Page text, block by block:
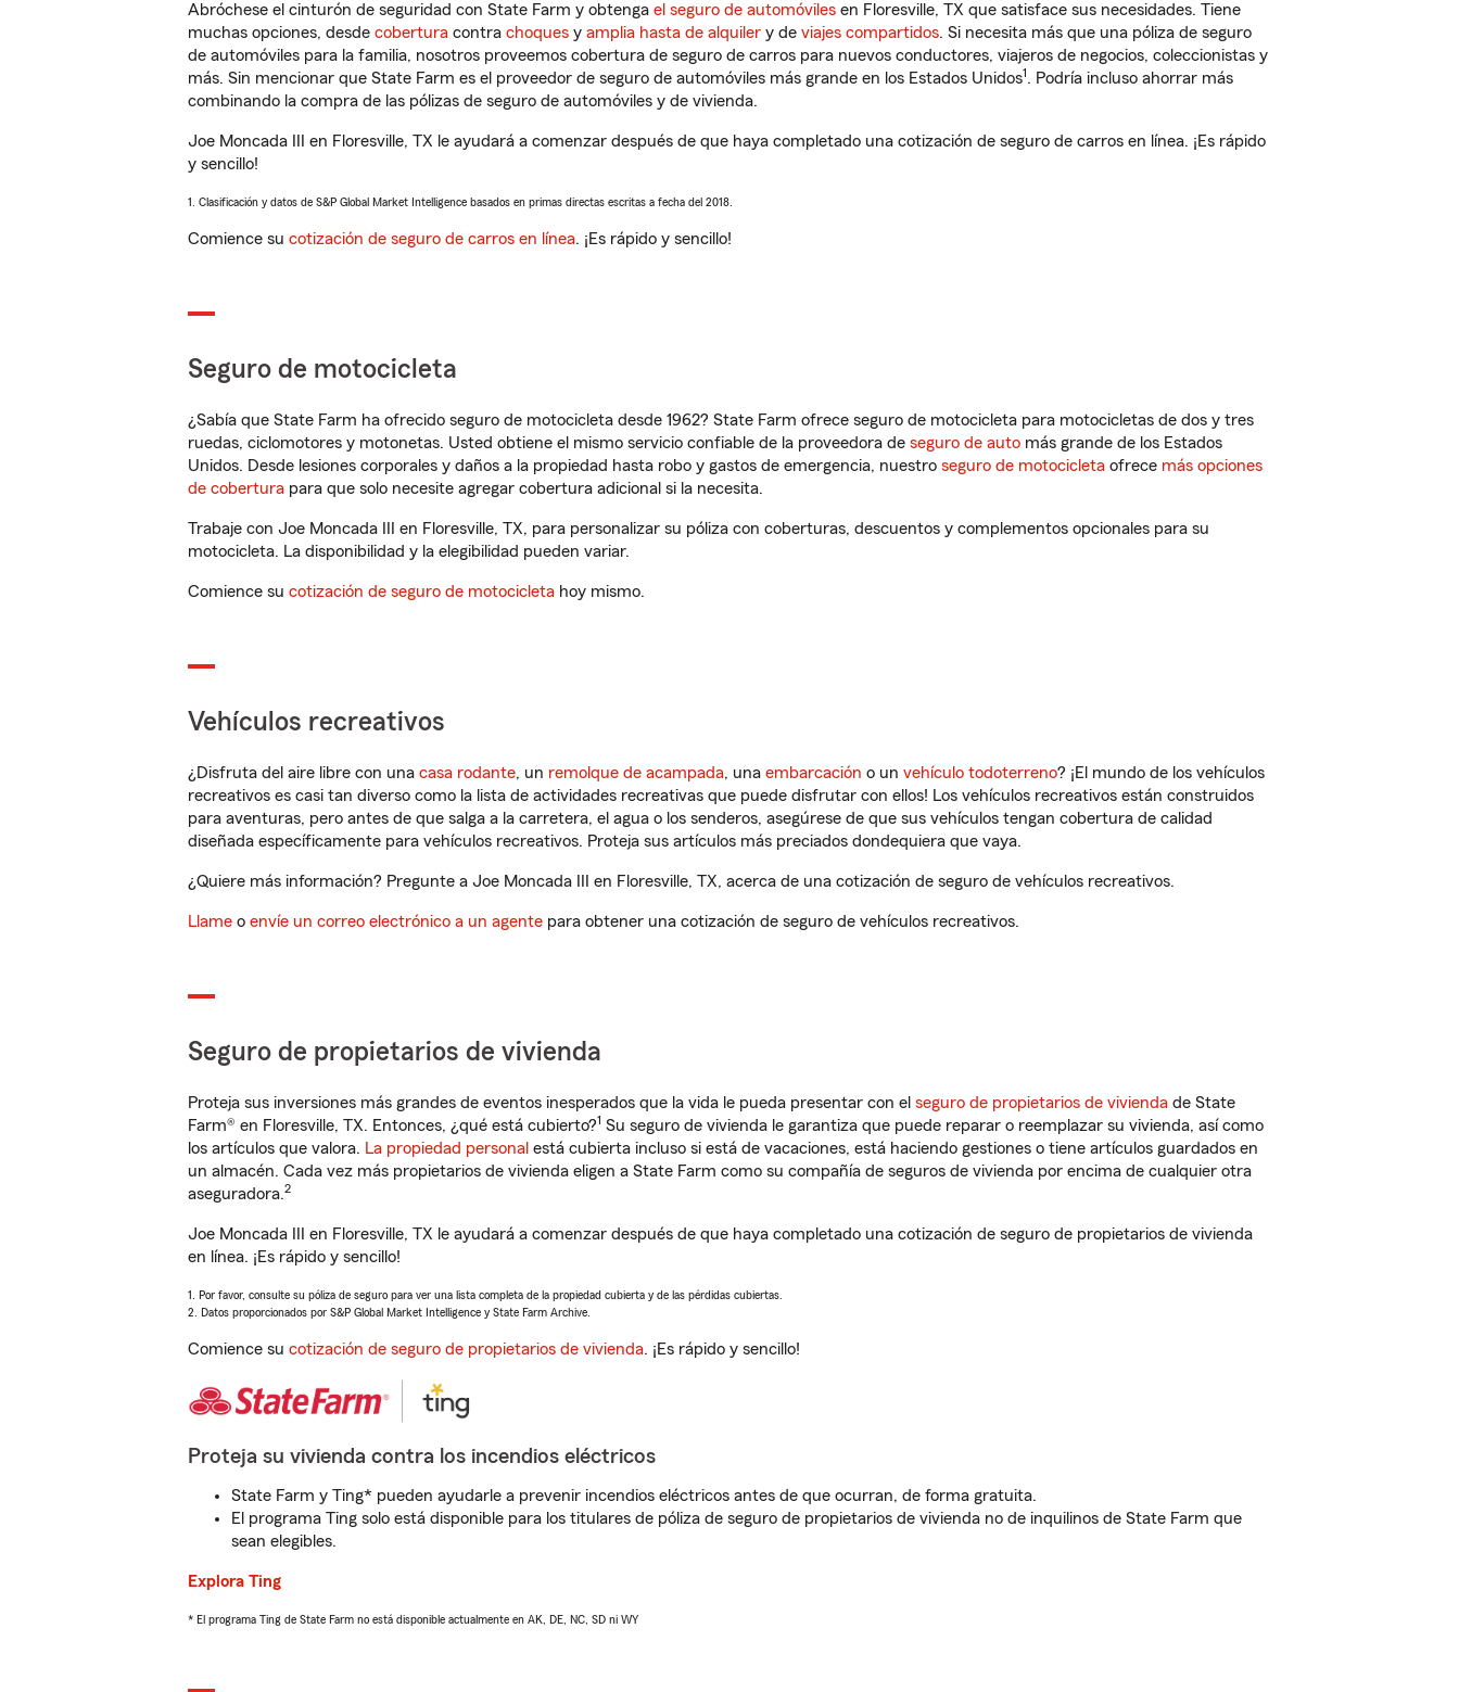
Abróchese el cinturón de seguridad con State Farm y obtenga el seguro de automóviles en Floresville, TX que satisface sus necesidades. Tiene
muchas opciones, desde cobertura contra choques y amplia hasta de alquiler y de viajes compartidos. Si necesita más que una póliza de seguro
de automóviles para la familia, nosotros proveemos cobertura de seguro de carros para nuevos conductores, viajeros de negocios, coleccionistas y
más. Sin mencionar que State Farm es el proveedor de seguro de automóviles más grande en los Estados Unidos1. Podría incluso ahorrar más
combinando la compra de las pólizas de seguro de automóviles y de vivienda.
Joe Moncada III en Floresville, TX le ayudará a comenzar después de que haya completado una cotización de seguro de carros en línea. ¡Es rápido
y sencillo!
1. Clasificación y datos de S&P Global Market Intelligence basados en primas directas escritas a fecha del 2018.
Comience su cotización de seguro de carros en línea. ¡Es rápido y sencillo!
Seguro de motocicleta
¿Sabía que State Farm ha ofrecido seguro de motocicleta desde 1962? State Farm ofrece seguro de motocicleta para motocicletas de dos y tres
ruedas, ciclomotores y motonetas. Usted obtiene el mismo servicio confiable de la proveedora de seguro de auto más grande de los Estados
Unidos. Desde lesiones corporales y daños a la propiedad hasta robo y gastos de emergencia, nuestro seguro de motocicleta ofrece más opciones
de cobertura para que solo necesite agregar cobertura adicional si la necesita.
Trabaje con Joe Moncada III en Floresville, TX, para personalizar su póliza con coberturas, descuentos y complementos opcionales para su
motocicleta. La disponibilidad y la elegibilidad pueden variar.
Comience su cotización de seguro de motocicleta hoy mismo.
Vehículos recreativos
¿Disfruta del aire libre con una casa rodante, un remolque de acampada, una embarcación o un vehículo todoterreno? ¡El mundo de los vehículos
recreativos es casi tan diverso como la lista de actividades recreativas que puede disfrutar con ellos! Los vehículos recreativos están construidos
para aventuras, pero antes de que salga a la carretera, el agua o los senderos, asegúrese de que sus vehículos tengan cobertura de calidad
diseñada específicamente para vehículos recreativos. Proteja sus artículos más preciados dondequiera que vaya.
¿Quiere más información? Pregunte a Joe Moncada III en Floresville, TX, acerca de una cotización de seguro de vehículos recreativos.
Llame o envíe un correo electrónico a un agente para obtener una cotización de seguro de vehículos recreativos.
Seguro de propietarios de vivienda
Proteja sus inversiones más grandes de eventos inesperados que la vida le pueda presentar con el seguro de propietarios de vivienda de State
Farm® en Floresville, TX. Entonces, ¿qué está cubierto?1 Su seguro de vivienda le garantiza que puede reparar o reemplazar su vivienda, así como
los artículos que valora. La propiedad personal está cubierta incluso si está de vacaciones, está haciendo gestiones o tiene artículos guardados en
un almacén. Cada vez más propietarios de vivienda eligen a State Farm como su compañía de seguros de vivienda por encima de cualquier otra
aseguradora.2
Joe Moncada III en Floresville, TX le ayudará a comenzar después de que haya completado una cotización de seguro de propietarios de vivienda
en línea. ¡Es rápido y sencillo!
1. Por favor, consulte su póliza de seguro para ver una lista completa de la propiedad cubierta y de las pérdidas cubiertas.
2. Datos proporcionados por S&P Global Market Intelligence y State Farm Archive.
Comience su cotización de seguro de propietarios de vivienda. ¡Es rápido y sencillo!
Proteja su vivienda contra los incendios eléctricos
State Farm y Ting* pueden ayudarle a prevenir incendios eléctricos antes de que ocurran, de forma gratuita.
El programa Ting solo está disponible para los titulares de póliza de seguro de propietarios de vivienda no de inquilinos de State Farm que
sean elegibles.
Explora Ting
* El programa Ting de State Farm no está disponible actualmente en AK, DE, NC, SD ni WY